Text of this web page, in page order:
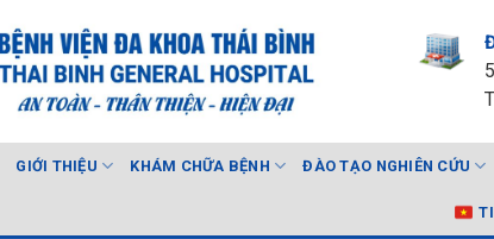
GIỚI THIỆU KHÁM CHỮA BỆNH ĐÀO TẠO NGHIÊN CỨU